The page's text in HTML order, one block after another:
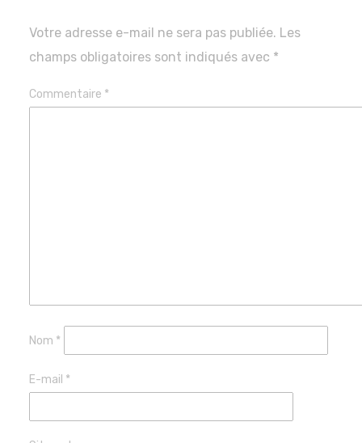
Votre adresse e-mail ne sera pas publiée. Les
champs obligatoires sont indiqués avec *
Commentaire *
Nom *
E-mail *